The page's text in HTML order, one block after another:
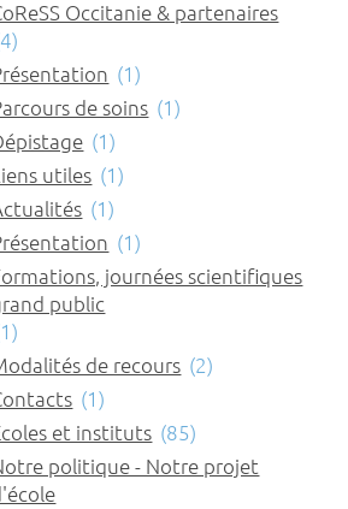
Occitanie & partenaires
(1)
de soins (1)
(1)
utiles (1)
(1)
(1)
journées scientifiques
public
de recours (2)
(1)
et instituts (85)
politique - Notre projet